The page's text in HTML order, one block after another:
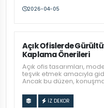
2026-04-05
Açık Ofislerde
Kaplama Önerileri
Açık ofis tasarımları,
teşvik etmek amacıyla
Ancak bu düzen,
İZ DEKOR